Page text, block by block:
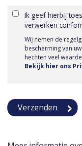
Ik geef hierbij
verwerken
Wij nemen de
bescherming van
hechten veel
Bekijk hier ons